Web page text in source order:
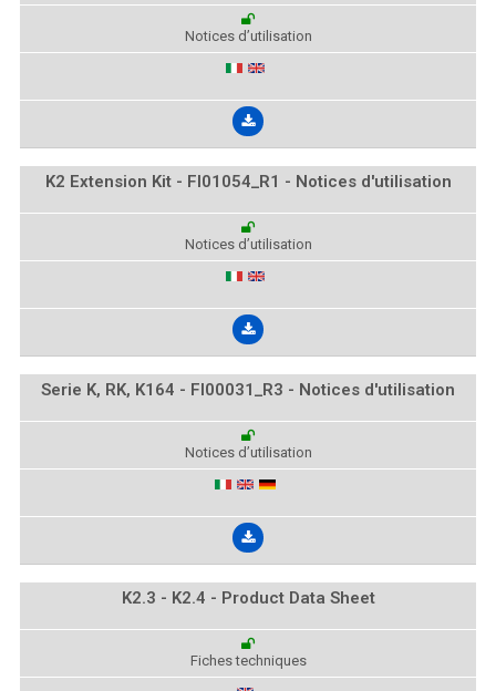
Notices d’utilisation
K2 Extension Kit - FI01054_R1 - Notices d'utilisation
Notices d’utilisation
Serie K, RK, K164 - FI00031_R3 - Notices d'utilisation
Notices d’utilisation
K2.3 - K2.4 - Product Data Sheet
Fiches techniques